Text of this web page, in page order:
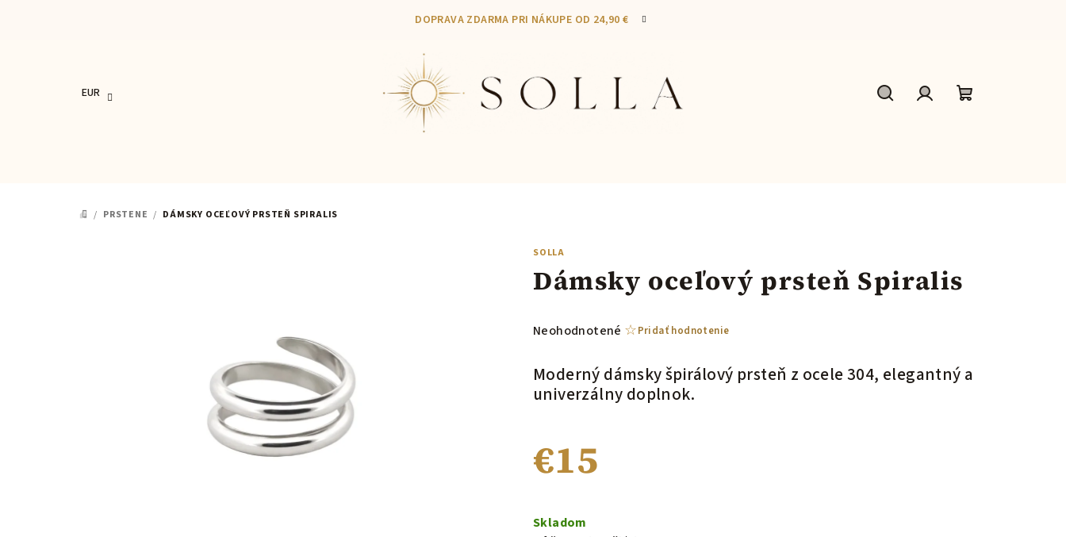
DOPRAVA ZDARMA PRI NÁKUPE OD 24,90 €
EUR
DOMOV
/ PRSTENE / DÁMSKY OCEĽOVÝ PRSTEŇ SPIRALIS
SOLLA
Dámsky oceľový prsteň Spiralis
Priemerné
produktu
je
hviezdičiek.
Neohodnotené Pridať hodnotenie
Moderný dámsky špirálový prsteň z ocele 304, elegantný a
univerzálny doplnok.
€15
cena:
Skladom